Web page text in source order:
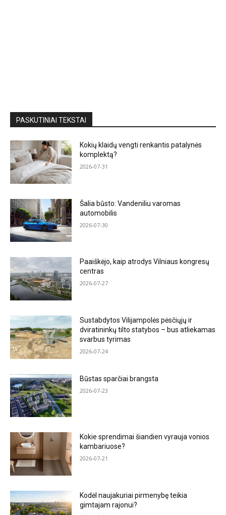
PASKUTINIAI TEKSTAI
Kokių klaidų vengti renkantis patalynės
komplektą?
2026-07-31
Šalia būsto: Vandeniliu varomas
automobilis
2026-07-30
Paaiškėjo, kaip atrodys Vilniaus kongresų
centras
2026-07-27
Sustabdytos Vilijampolės pėsčiųjų ir
dviratininkų tilto statybos – bus atliekamas
svarbus tyrimas
2026-07-24
Būstas sparčiai brangsta
2026-07-23
Kokie sprendimai šiandien vyrauja vonios
kambariuose?
2026-07-21
Kodėl naujakuriai pirmenybę teikia
gimtajam rajonui?